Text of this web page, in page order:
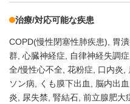
治療/対応可能な疾患
COPD(慢性閉塞性肺疾患) 胃
群 心臓神経症 自律神経失調症
全/慢性心不全 花粉症 口内炎
ソン病
くも膜下出血 脳内出血
炎
尿失禁 腎結石 前立腺肥大